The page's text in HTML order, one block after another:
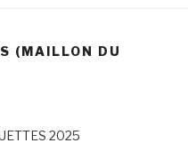
(MAILLON DU
2025